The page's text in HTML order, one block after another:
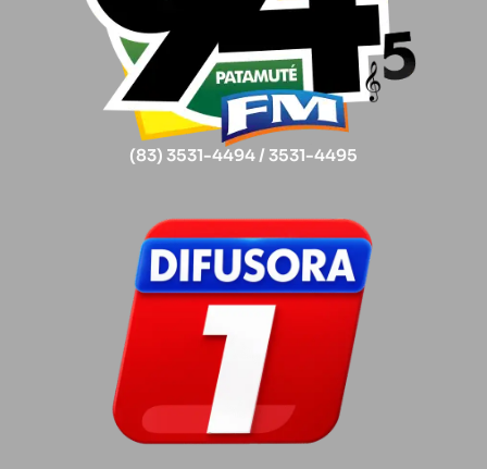
(83) 3531-4494 / 3531-4495